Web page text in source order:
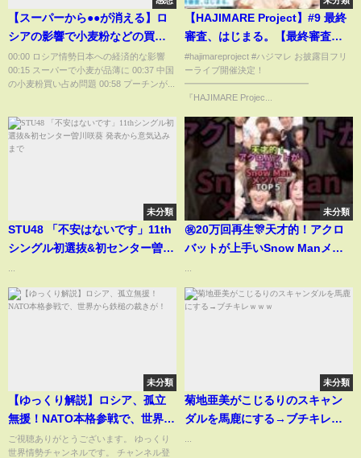
【スーパーから●●が消える】ロ
シアの影響で小麦粉などの買い
占めが起こります。最新のロシ
アウクライナ情勢と日本への影
響をひろゆき×宮崎哲弥が詳しく
落/プーチン/切り抜き】
00:00 ロシア情勢日本への経済的な影響
00:15 スーパーで小麦が品薄に 00:37 中国
の小麦粉買い占め問題 00:58 プーチンが...
【HAJIMARE Project】#9 最終
審査、はじまる。【最終審査
編】
#hajimareproject #ハジマレ お披露目フリ
ーライブ開催決定！
━━━━━━━━━━━━━━
『HAJIMARE Projec...
未分類
STU48 「不安はないです」11th
シングル初選抜&初センター曽川
未分類
㊗️20万回再生🎊天才的！アクロ
バットが上手いSnow Manメン
間大介
未分類
【ゆっくり解説】ロシア、孤立
無援！NATO本格参戦で、世界か
ら鉄槌の裁きが！
ご視聴ありがとうございます。 ゆっくり
世界情勢チャンネルです。 チャンネル登
未分類
菊地亜美がこじるりのスキャン
ダルを馬鹿にする→ブチキレｗ